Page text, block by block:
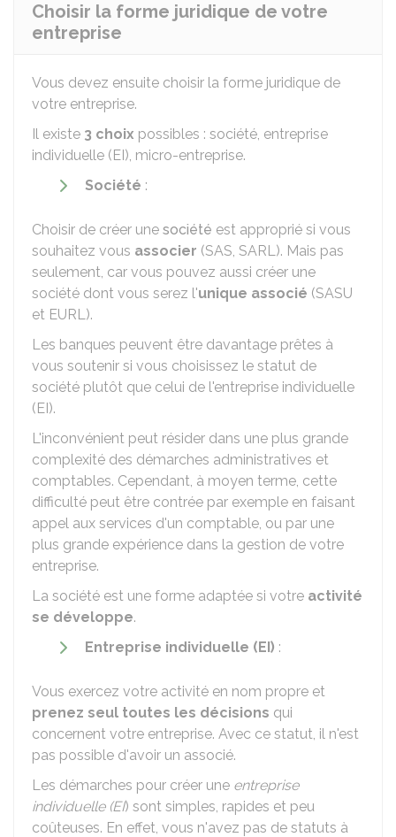
Choisir la forme juridique de votre
entreprise
Vous devez ensuite choisir la forme juridique de
votre entreprise.
Il existe 3 choix possibles : société, entreprise
individuelle (EI), micro-entreprise.
Société :
Choisir de créer une société est approprié si vous
souhaitez vous associer (SAS, SARL). Mais pas
seulement, car vous pouvez aussi créer une
société dont vous serez l'unique associé (SASU
et EURL).
Les banques peuvent être davantage prêtes à
vous soutenir si vous choisissez le statut de
société plutôt que celui de l'entreprise individuelle
(EI).
L'inconvénient peut résider dans une plus grande
complexité des démarches administratives et
comptables. Cependant, à moyen terme, cette
difficulté peut être contrée par exemple en faisant
appel aux services d'un comptable, ou par une
plus grande expérience dans la gestion de votre
entreprise.
La société est une forme adaptée si votre activité
se développe.
Entreprise individuelle (EI) :
Vous exercez votre activité en nom propre et
prenez seul toutes les décisions qui
concernent votre entreprise. Avec ce statut, il n'est
pas possible d'avoir un associé.
Les démarches pour créer une entreprise
individuelle (EI) sont simples, rapides et peu
coûteuses. En effet, vous n'avez pas de statuts à